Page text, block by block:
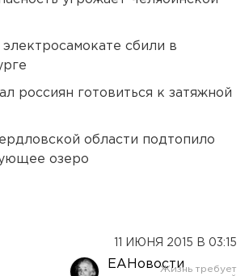
электросамокате сбили в
россиян готовиться к затяжной
области подтопило
озеро
11 ИЮНЯ 2015 В 03:15
ЕАНовости